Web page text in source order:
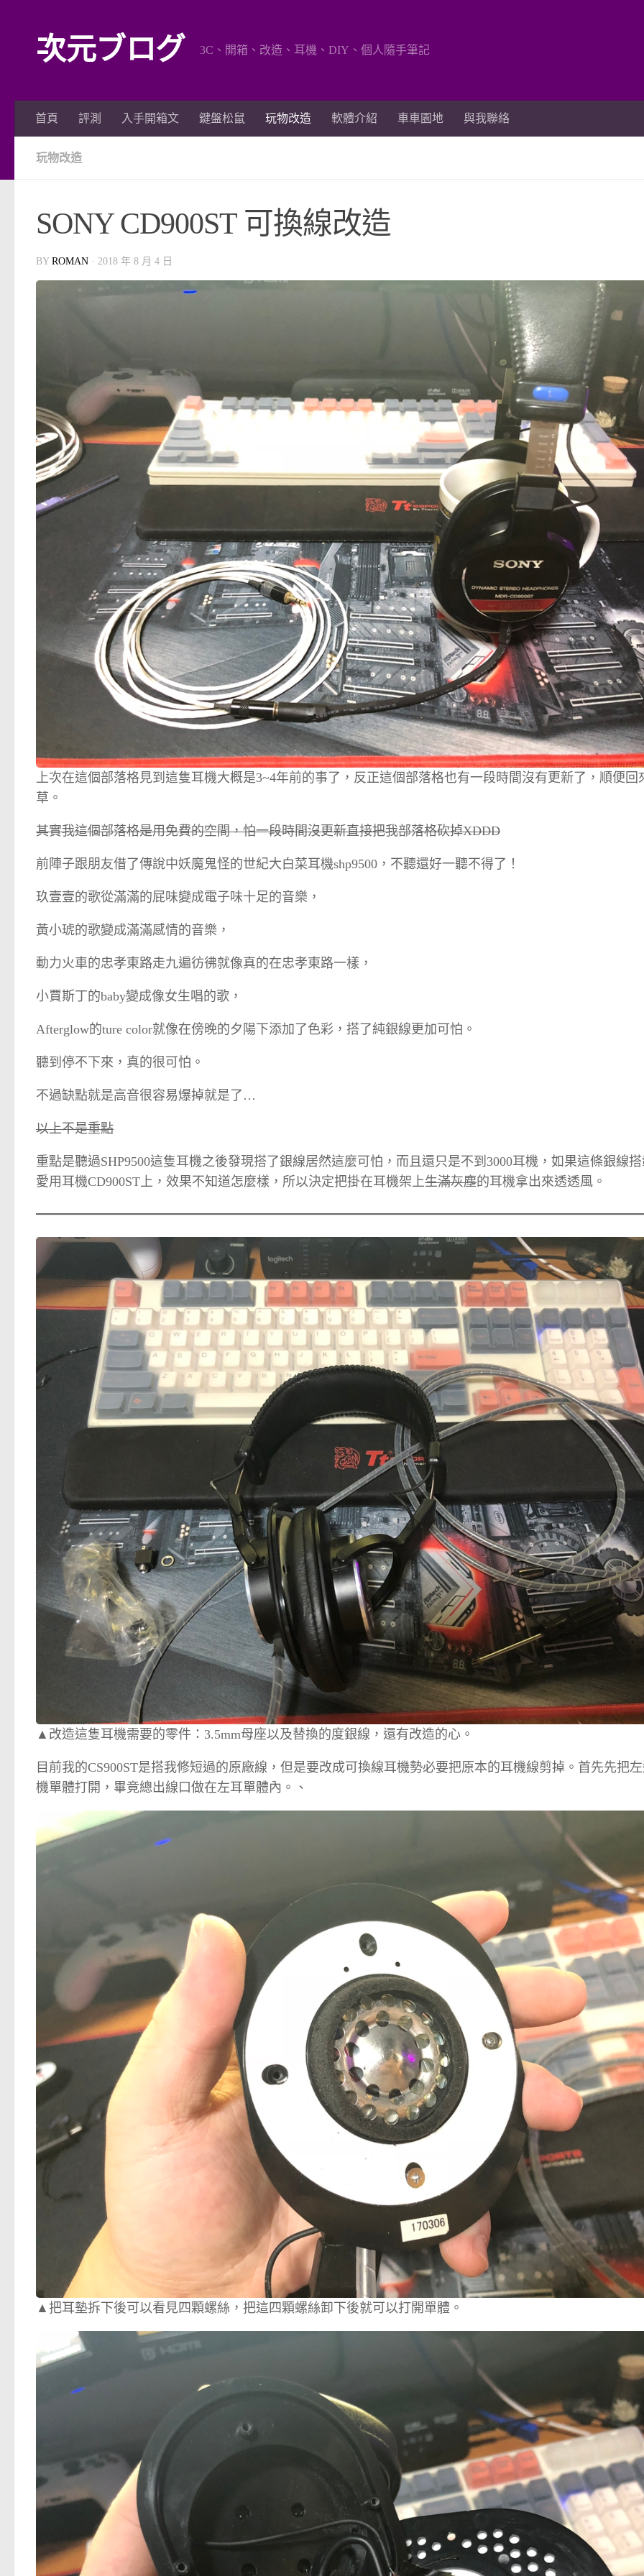
次元ブログ 3C、開箱、改造、耳機、DIY、個人隨手筆記
首頁 評測 入手開箱文 鍵盤松鼠 玩物改造 軟體介紹 車車園地 與我聯絡
玩物改造
SONY CD900ST 可換線改造
BY ROMAN · 2018 年 8 月 4 日
上次在這個部落格見到這隻耳機大概是3~4年前的事了，反正這個部落格也有一段時間沒有更新了，順便回
草。
其實我這個部落格是用免費的空間，怕一段時間沒更新直接把我部落格砍掉XDDD
前陣子跟朋友借了傳說中妖魔鬼怪的世紀大白菜耳機shp9500，不聽還好一聽不得了！
玖壹壹的歌從滿滿的屁味變成電子味十足的音樂，
黃小琥的歌變成滿滿感情的音樂，
動力火車的忠孝東路走九遍彷彿就像真的在忠孝東路一樣，
小賈斯丁的baby變成像女生唱的歌，
Afterglow的ture color就像在傍晚的夕陽下添加了色彩，搭了純銀線更加可怕。
聽到停不下來，真的很可怕。
不過缺點就是高音很容易爆掉就是了…
以上不是重點
重點是聽過SHP9500這隻耳機之後發現搭了銀線居然這麼可怕，而且還只是不到3000耳機，如果這條銀線
愛用耳機CD900ST上，效果不知道怎麼樣，所以決定把掛在耳機架上生滿灰塵的耳機拿出來透透風。
▲改造這隻耳機需要的零件：3.5mm母座以及替換的度銀線，還有改造的心。
目前我的CS900ST是搭我修短過的原廠線，但是要改成可換線耳機勢必要把原本的耳機線剪掉。首先先把
機單體打開，畢竟總出線口做在左耳單體內。、
▲把耳墊拆下後可以看見四顆螺絲，把這四顆螺絲卸下後就可以打開單體。